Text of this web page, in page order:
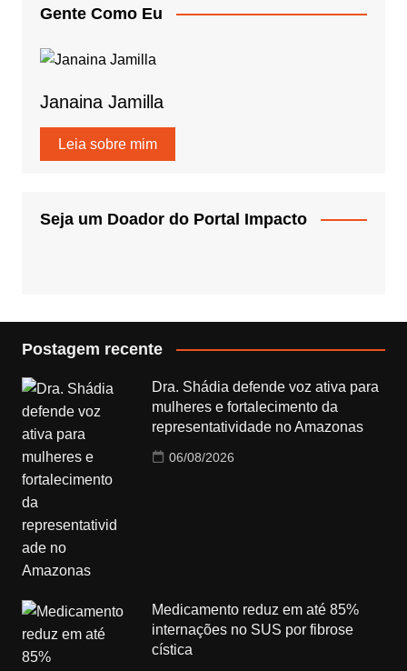
Gente Como Eu
Janaina Jamilla
Leia sobre mim
Seja um Doador do Portal Impacto
Postagem recente
Dra. Shádia defende voz ativa para
mulheres e fortalecimento da
representatividade no Amazonas
06/08/2026
Medicamento reduz em até 85%
internações no SUS por fibrose
cística